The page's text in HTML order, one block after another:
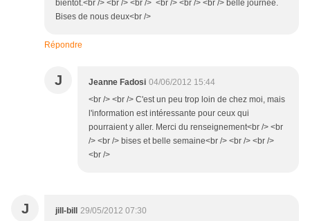
bientôt.<br /> <br /> <br /> <br /> <br /> <br /> belle journée.
Bises de nous deux<br />
Répondre
J Jeanne Fadosi 04/06/2012 15:44
<br /> <br /> C'est un peu trop loin de chez moi, mais
l'information est intéressante pour ceux qui
pourraient y aller. Merci du renseignement<br /> <br
/> <br /> bises et belle semaine<br /> <br /> <br />
<br />
J jill-bill
29/05/2012 07:30